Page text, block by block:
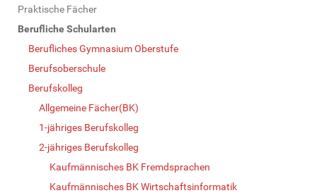
Praktische Fächer
Berufliche Schularten
Berufliches Gymnasium Oberstufe
Berufsoberschule
Berufskolleg
Allgemeine Fächer(BK)
1-jähriges Berufskolleg
2-jähriges Berufskolleg
Kaufmännisches BK Fremdsprachen
Kaufmännisches BK Wirtschaftsinformatik